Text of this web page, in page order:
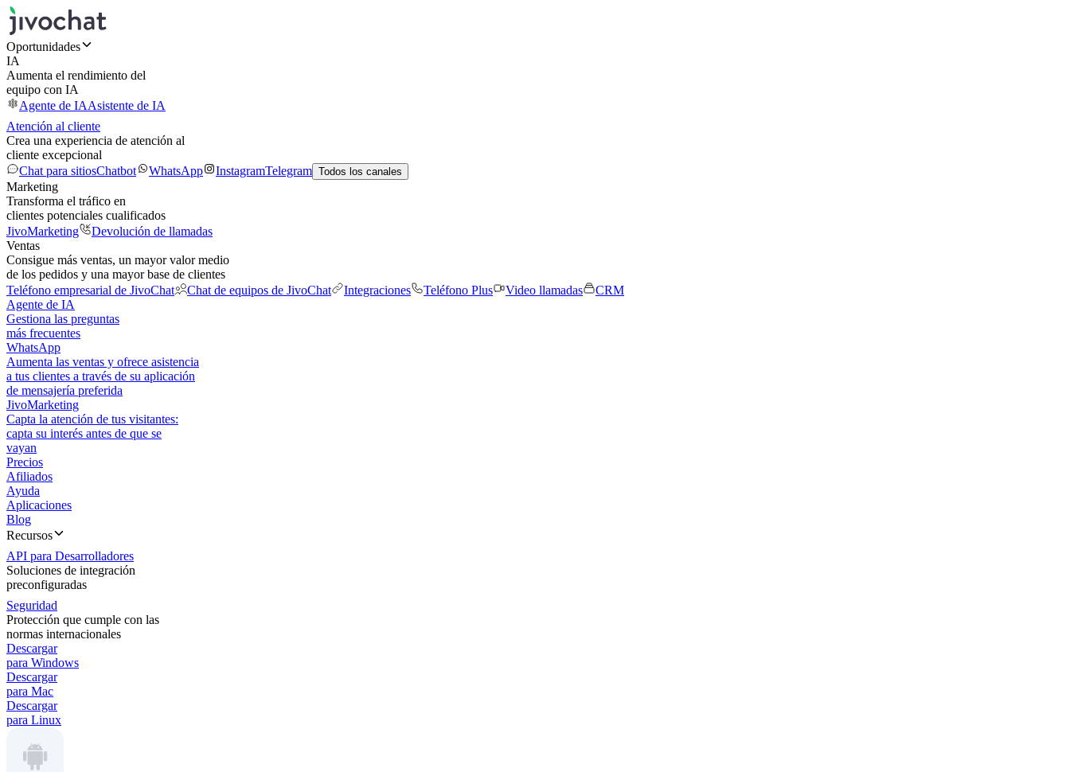
Oportunidades
IA
Aumenta el rendimiento del
equipo con IA
Agente de IAAsistente de IA
Atención al cliente
Crea una experiencia de atención al
cliente excepcional
Chat para sitiosChatbot WhatsApp InstagramTelegram Todos los canales
Marketing
Transforma el tráfico en
clientes potenciales cualificados
JivoMarketing
Devolución de llamadas
Ventas
Consigue más ventas, un mayor valor medio
de los pedidos y una mayor base de clientes
Teléfono empresarial de JivoChat
Chat de equipos de JivoChat Integraciones Teléfono Plus Video llamadas
CRM
Agente de IA
Gestiona las preguntas
más frecuentes
WhatsApp
Aumenta las ventas y ofrece asistencia
a tus clientes a través de su aplicación
de mensajería preferida
JivoMarketing
Capta la atención de tus visitantes:
capta su interés antes de que se
vayan
Precios
Afiliados
Ayuda
Aplicaciones
Blog
Recursos
API para Desarrolladores
Soluciones de integración
preconfiguradas
Seguridad
Protección que cumple con las
normas internacionales
Descargar
para Windows
Descargar
para Mac
Descargar
para Linux